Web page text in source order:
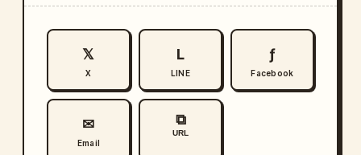
𝕏
X
L
LINE
ƒ
Facebook
✉
Email
⧉
URL